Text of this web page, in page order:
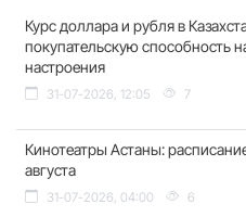
Курс доллара и рубля в
покупательскую способность
настроения
31-07-2026, 12:05 7
Кинотеатры Астаны:
августа
31-07-2026, 04:00 6